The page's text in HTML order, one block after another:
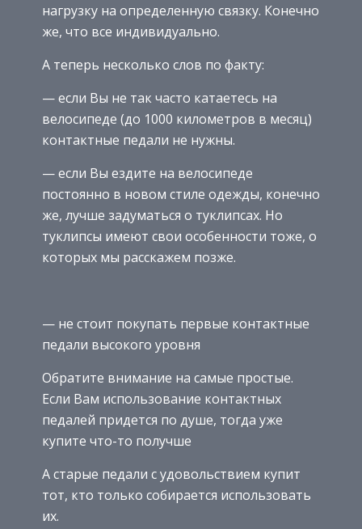
нагрузку на определенную связку. Конечно
же, что все индивидуально.
А теперь несколько слов по факту:
— если Вы не так часто катаетесь на
велосипеде (до 1000 километров в месяц)
контактные педали не нужны.
— если Вы ездите на велосипеде
постоянно в новом стиле одежды, конечно
же, лучше задуматься о туклипсах. Но
туклипсы имеют свои особенности тоже, о
которых мы расскажем позже.
— не стоит покупать первые контактные
педали высокого уровня
Обратите внимание на самые простые.
Если Вам использование контактных
педалей придется по душе, тогда уже
купите что-то получше
А старые педали с удовольствием купит
тот, кто только собирается использовать
их.